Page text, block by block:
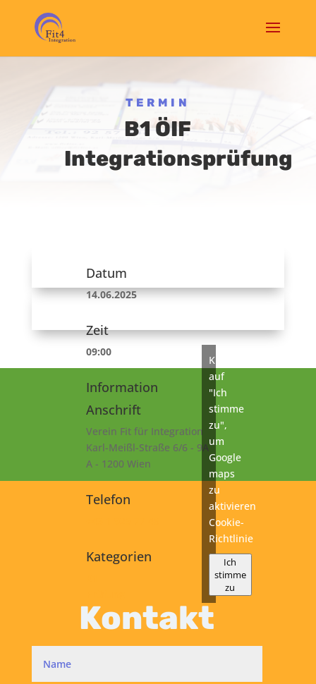
TERMIN
B1 ÖIF
Integrationsprüfung
Datum
14.06.2025
Zeit
09:00
Information
Anschrift
Verein Fit für Integration
Karl-Meißl-Straße 6/6 - 9A
A - 1200 Wien
Telefon
Kategorien
Klicke
auf
"Ich
stimme
zu",
um
Google
maps
zu
aktivieren
Cookie-
Richtlinie
Ich
stimme
zu
Kontakt